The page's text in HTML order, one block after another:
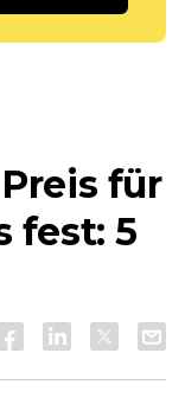
für
fest: 5